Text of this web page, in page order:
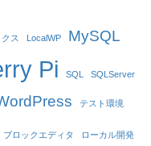
クス LocalWP MySQL
Pi SQL SQLServer
テスト環境
ブロックエディタ ローカル開発